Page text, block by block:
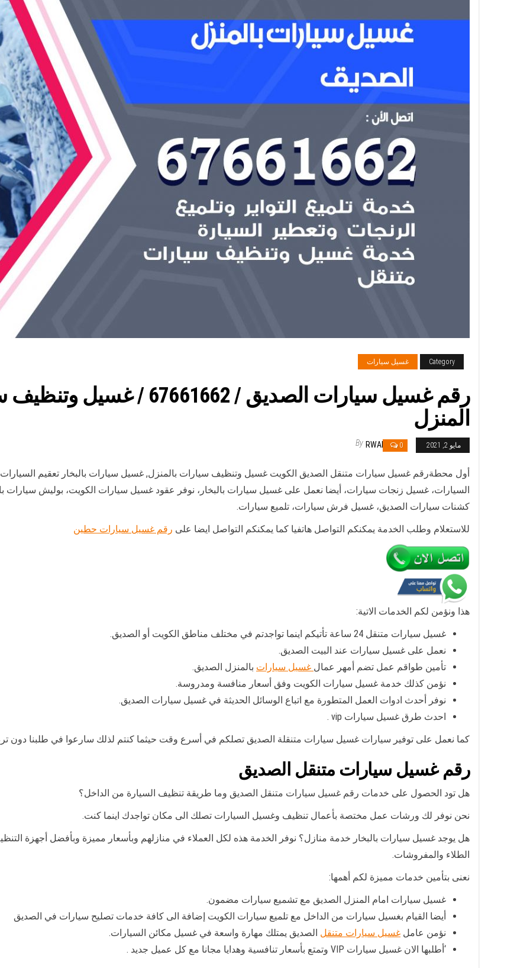
Category غسيل سيارات
رقم غسيل سيارات الصديق /
المنزل
مايو 2, 2021 0
By RWAN
أول محطةرقم غسيل سيارات متنقل الصديق الكويت غسيل وتنظيف سيارات بالمنزل, غسيل سيارات بالبخار تعقيم
السيارات، غسيل زنجات سيارات، أيضا نعمل على غسيل سيارات بالبخار، نوفر عقود غسيل سيارات الكويت، بوليش سيارات
كشنات سيارات الصديق، غسيل فرش سيارات، تلميع سيارات.
للاستعلام وطلب الخدمة يمكنكم التواصل هاتفيا كما يمكنكم التواصل ايضا على رقم غسيل سيارات حطين
هذا ونؤمن لكم الخدمات الاتية:
غسيل سيارات متنقل 24 ساعة تأتيكم اينما تواجدتم في مختلف مناطق الكويت أو الصديق.
نعمل على غسيل سيارات عند البيت الصديق.
تأمين طواقم عمل تضم أمهر عمال غسيل سيارات بالمنزل الصديق.
نؤمن كذلك خدمة غسيل سيارات الكويت وفق أسعار منافسة ومدروسة.
نوفر أحدث ادوات العمل المتطورة مع اتباع الوسائل الحديثة في غسيل سيارات الصديق.
احدث طرق غسيل سيارات vip .
كما نعمل على توفير سيارات غسيل سيارات متنقلة الصديق تصلكم في أسرع وقت حيثما كنتم لذلك سارعوا في طلبنا دون
رقم غسيل سيارات متنقل الصديق
هل تود الحصول على خدمات رقم غسيل سيارات متنقل الصديق وما طريقة تنظيف السيارة من الداخل؟
نحن نوفر لك ورشات عمل مختصة بأعمال تنظيف وغسيل السيارات تصلك الى مكان تواجدك اينما كنت.
هل يوجد غسيل سيارات بالبخار خدمة منازل؟ نوفر الخدمة هذه لكل العملاء في منازلهم وبأسعار مميزة وبأفضل أجهزة
الطلاء والمفروشات.
نعنى بتأمين خدمات مميزة لكم أهمها:
غسيل سيارات امام المنزل الصديق مع تشميع سيارات مضمون.
أيضا القيام بغسيل سيارات من الداخل مع تلميع سيارات الكويت إضافة الى كافة خدمات تصليح سيارات في الصديق
نؤمن عامل غسيل سيارات متنقل الصديق يمتلك مهارة واسعة في غسيل مكائن السيارات.
‘أطلبها الان غسيل سيارات VIP وتمتع بأسعار تنافسية وهدايا مجانا مع كل عميل جديد .